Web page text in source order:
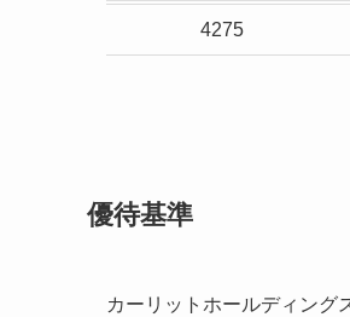
4275
優待基準
カーリットホールディング